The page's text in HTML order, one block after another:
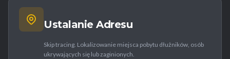
Ustalanie Adresu
Skip tracing. Lokalizowanie miejsca pobytu dłużników, osób
ukrywających się lub zaginionych.